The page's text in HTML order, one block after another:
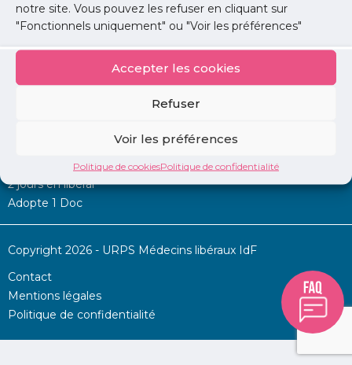
notre site. Vous pouvez les refuser en cliquant sur
"Fonctionnels uniquement" ou "Voir les préférences"
Accepter les cookies
Refuser
Voir les préférences
Politique de cookiesPolitique de confidentialité
Permanence d’aide à l’installation
2 jours en libéral
Adopte 1 Doc
Copyright 2026 - URPS Médecins libéraux IdF
Contact
Mentions légales
Politique de confidentialité